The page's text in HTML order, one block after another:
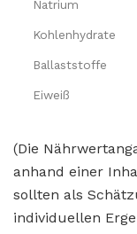
Natrium
Kohlenhydrate
Ballaststoffe
Eiweiß
(Die
anhand einer
sollten als
individuellen